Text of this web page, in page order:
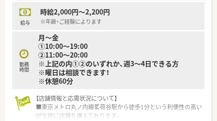
■年2回で計4.2ヶ月分の賞与支給実績があり、個人の頑張りや貢
献が給与にしっかり還元される仕組みです。
をサポートする各種手当も充実しております。
【勤務実態について】
■メイン処方元の診療時間が早めに終了するため、残業は月5時
間程度と非常に少ないのが特徴です。
■勤務シフトは基本的に固定されているため、予定が立てやすく
■処方箋枚数に対して十分な人員配置を行っているため、無理な
業務負担がかかる心配はございません。
給与
時給2,000円～2,200円
※年齢・ご経験によります
勤務
時間
月～金
①10:00～19:00
②11:00～20:00
※上記の内①②のいずれか、週3～4日できる方
※曜日は相談できます！
※休憩60分
【店舗情報と応需状況について】
■東京メトロ丸ノ内線茗荷谷駅から徒歩1分という利便性の高い
好立地に店舗を構えております。